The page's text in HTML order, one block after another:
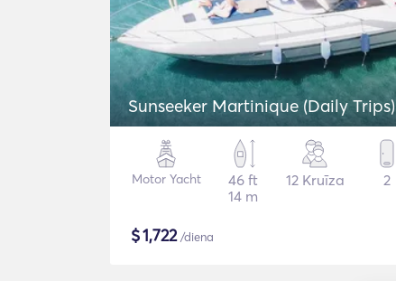
Sunseeker Martinique (Daily Trips)
Motor Yacht
46 ft
14 m
12 Kruīza 2
$1,722/diena